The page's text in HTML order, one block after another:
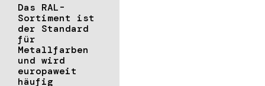
Das RAL-
Sortiment ist
der Standard
für
Metallfarben
und wird
europaweit
häufig